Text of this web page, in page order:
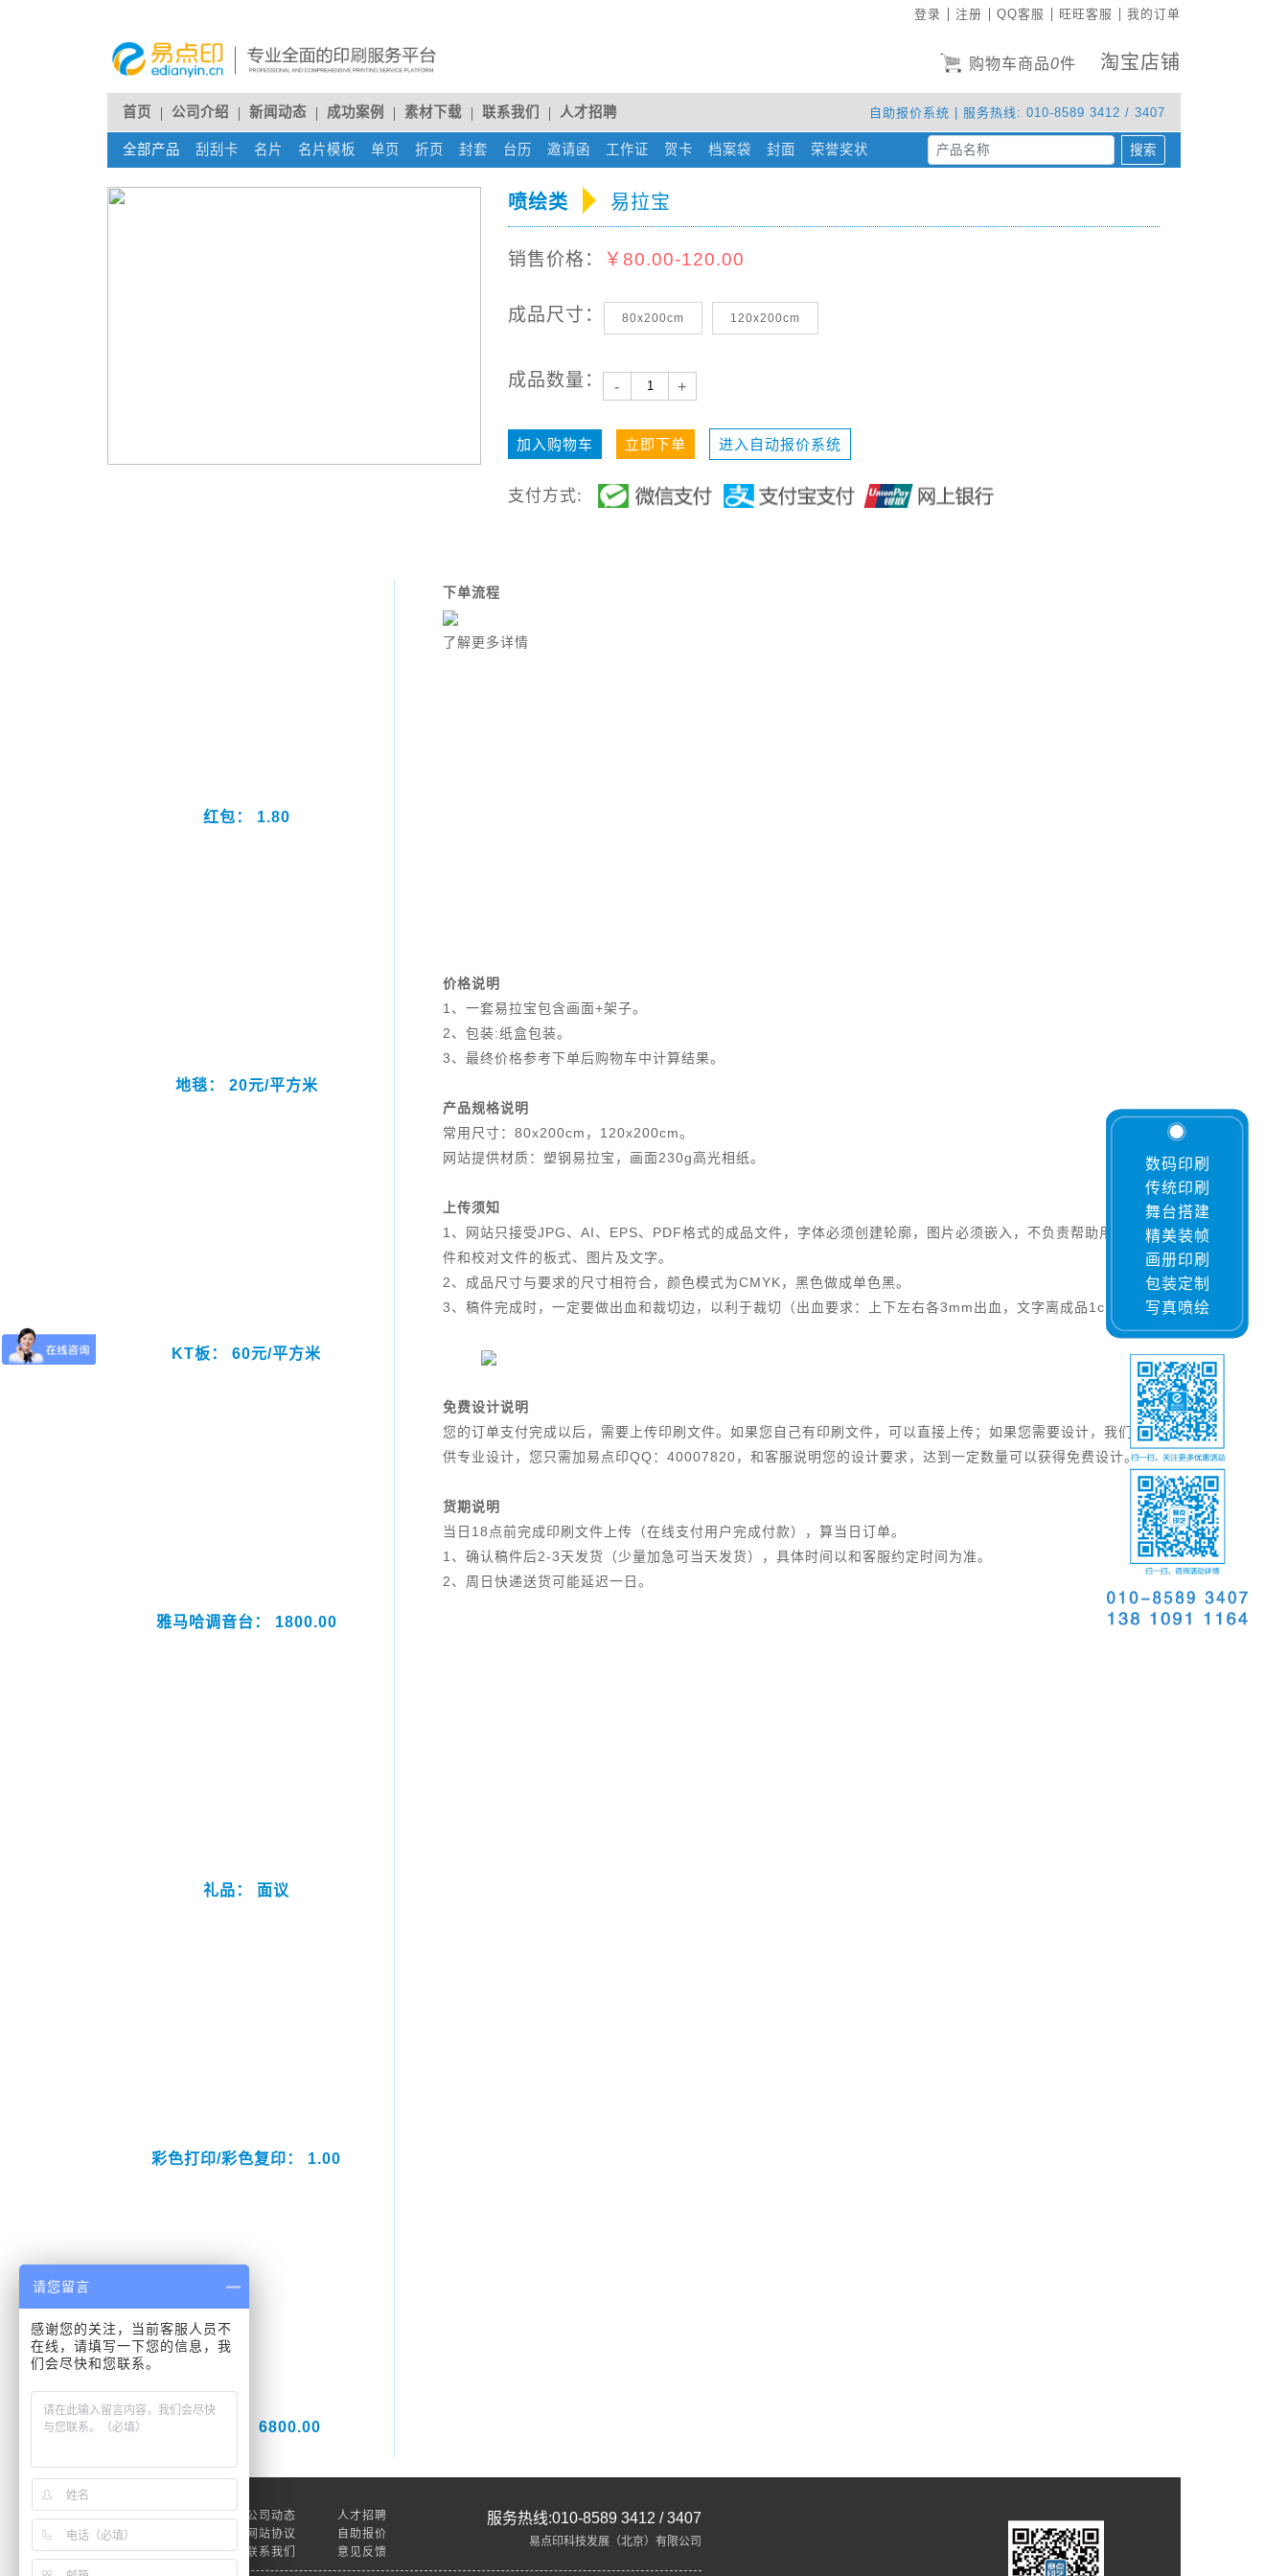
登录 注册 QQ客服 旺旺客服 我的订单
购物车商品0件 淘宝店铺
首页 公司介绍 新闻动态 成功案例 素材下载 联系我们 人才招聘 自助报价系统 | 服务热线: 010-8589 3412 / 3407
全部产品 刮刮卡 (current)
名片 (current)
名片模板 (current)
单页 (current)
折页 (current)
封套 (current)
台历 (current)
邀请函 (current)
工作证 (current)
贺卡 (current)
档案袋 (current)
封面 (current)
荣誉奖状 搜索
喷绘类 易拉宝
销售价格： ￥80.00-120.00
成品尺寸： 80x200cm 120x200cm
成品数量： - +
加入购物车 立即下单 进入自动报价系统
支付方式:
红包： 1.80
地毯： 20元/平方米
KT板： 60元/平方米
雅马哈调音台： 1800.00
礼品： 面议
彩色打印/彩色复印： 1.00
线阵音响： 6800.00
下单流程
了解更多详情
价格说明
1、一套易拉宝包含画面+架子。
2、包装:纸盒包装。
3、最终价格参考下单后购物车中计算结果。
产品规格说明
常用尺寸：80x200cm，120x200cm。
网站提供材质：塑钢易拉宝，画面230g高光相纸。
上传须知
1、网站只接受JPG、AI、EPS、PDF格式的成品文件，字体必须创建轮廓，图片必须嵌入，不负责帮助用户修改文
件和校对文件的板式、图片及文字。
2、成品尺寸与要求的尺寸相符合，颜色模式为CMYK，黑色做成单色黑。
3、稿件完成时，一定要做出血和裁切边，以利于裁切（出血要求：上下左右各3mm出血，文字离成品1cm以上）。
免费设计说明
您的订单支付完成以后，需要上传印刷文件。如果您自己有印刷文件，可以直接上传；如果您需要设计，我们可以提
供专业设计，您只需加易点印QQ：40007820，和客服说明您的设计要求，达到一定数量可以获得免费设计。
货期说明
当日18点前完成印刷文件上传（在线支付用户完成付款），算当日订单。
1、确认稿件后2-3天发货（少量加急可当天发货），具体时间以和客服约定时间为准。
2、周日快递送货可能延迟一日。
关于我们 公司动态
人才招聘
网站协议
自助报价
帮助中心
联系我们 意见反馈
服务热线:010-8589 3412 / 3407
易点印科技发展（北京）有限公司
数码印刷
传统印刷
舞台搭建
精美装帧
画册印刷
包装定制
写真喷绘
请您留言
感谢您的关注，当前客服人员不
在线，请填写一下您的信息，我
们会尽快和您联系。